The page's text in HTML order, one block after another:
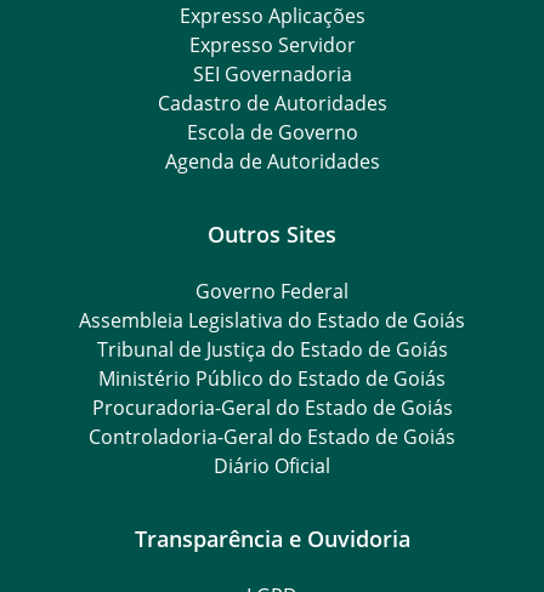
Expresso Aplicações
Expresso Servidor
SEI Governadoria
Cadastro de Autoridades
Escola de Governo
Agenda de Autoridades
Outros Sites
Governo Federal
Assembleia Legislativa do Estado de Goiás
Tribunal de Justiça do Estado de Goiás
Ministério Público do Estado de Goiás
Procuradoria-Geral do Estado de Goiás
Controladoria-Geral do Estado de Goiás
Diário Oficial
Transparência e Ouvidoria